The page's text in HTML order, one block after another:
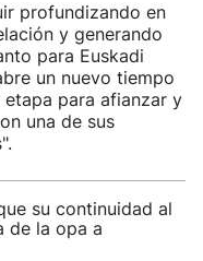
profundizando en
y generando
para Euskadi
un nuevo tiempo
etapa para afianzar y
una de sus
su continuidad al
de la opa a